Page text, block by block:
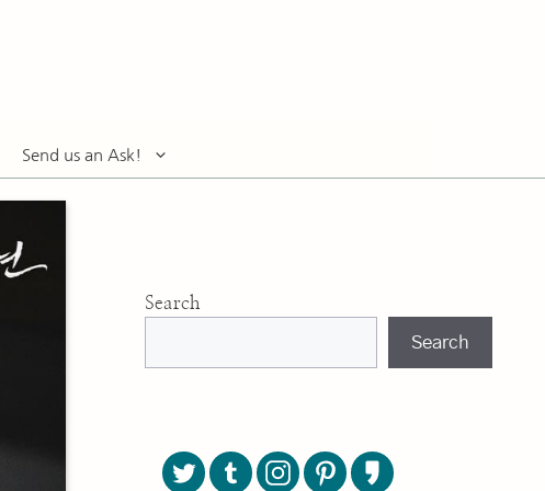
Send us an Ask!
Search
Search